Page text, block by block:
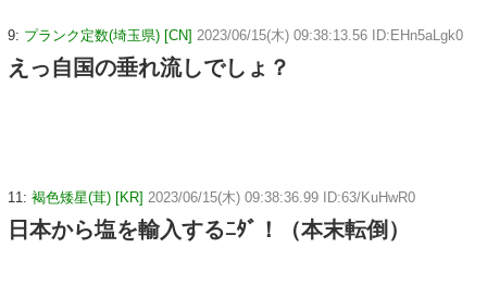
9: プランク定数(埼玉県) [CN] 2023/06/15(木) 09:38:13.56 ID:EHn5aLgk0
えっ自国の垂れ流しでしょ？
11: 褐色矮星(茸) [KR] 2023/06/15(木) 09:38:36.99 ID:63/KuHwR0
日本から塩を輸入するﾆﾀﾞ！（本末転倒）